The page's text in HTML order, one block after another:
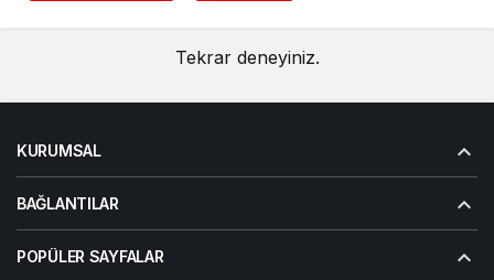
Tekrar deneyiniz.
KURUMSAL
BAĞLANTILAR
POPÜLER SAYFALAR